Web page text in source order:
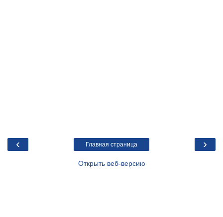
‹ ›
Главная страница
Открыть веб-версию